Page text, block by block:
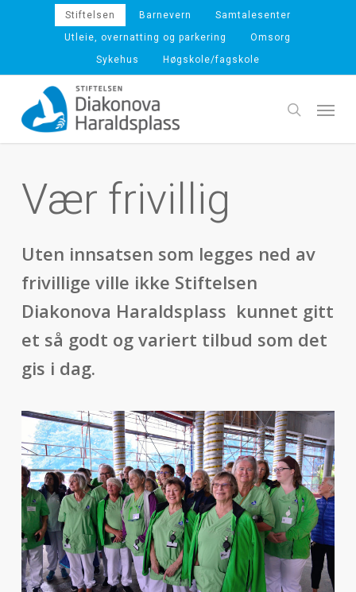
content
Stiftelsen Barnevern
Samtalesenter
Utleie, overnatting og parkering
Omsorg
Sykehus
Høgskole/fagskole
search
Menu
Vær frivillig
Uten innsatsen som legges ned av
frivillige ville ikke Stiftelsen
Diakonova Haraldsplass kunnet gitt
et så godt og variert tilbud som det
gis i dag.